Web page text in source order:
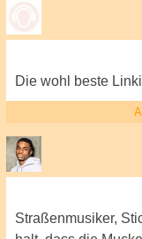
Die wohl beste
Straßenmusiker,